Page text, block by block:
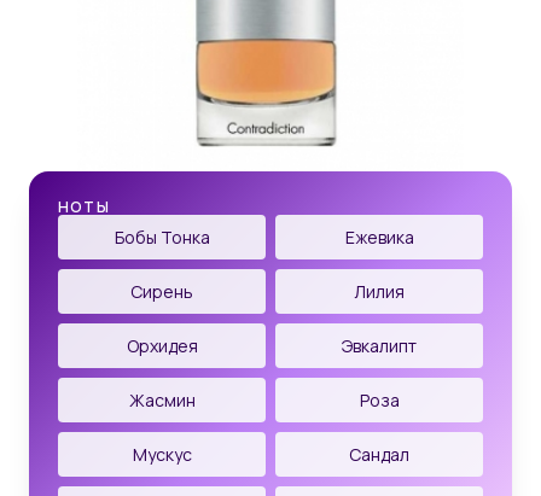
НОТЫ
Бобы Тонка Ежевика
Сирень Лилия
Орхидея Эвкалипт
Жасмин Роза
Мускус Сандал